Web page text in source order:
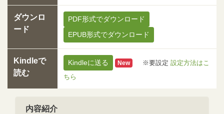
ダウンロ
ード
PDF形式でダウンロード
EPUB形式でダウンロード
Kindleで
読む
Kindleに送る New ※要設定 設定方法はこ
ちら
内容紹介